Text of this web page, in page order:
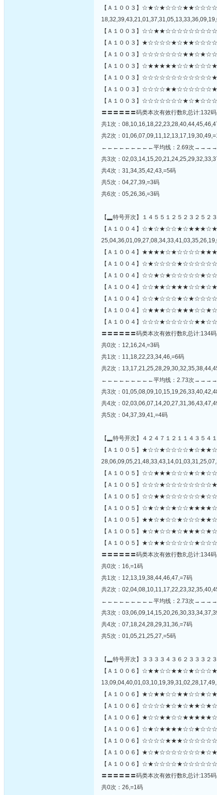
【Ａ１００３】
【Ａ１００３】
【Ａ１００３】
【Ａ１００３】
【Ａ１００３】
【Ａ１００３】
【Ａ１００３】
【Ａ１００３】
〓〓〓〓〓〓码类本次有效行数8;总计:132
共1次：
共2次：
←←←←←←←←←平均线：2.69次
共3次：
共4次：31,34,35,42,43,=5码
共5次：04,27,39,=3码
共6次：05,26,36,=3码
【▂特号开次】１４５５１２５２３２５２
【Ａ１００４】
【Ａ１００４】
【Ａ１００４】
【Ａ１００４】
【Ａ１００４】
【Ａ１００４】
【Ａ１００４】
【Ａ１００４】
〓〓〓〓〓〓码类本次有效行数8;总计:134
共0次：12,16,24,=3码
共1次：11,18,22,23,34,46,=6码
共2次：
←←←←←←←←←平均线：2.73次
共3次：
共4次：
共5次：04,37,39,41,=4码
【▂特号开次】４２４７１２１１４３５４
【Ａ１００５】
【Ａ１００５】
【Ａ１００５】
【Ａ１００５】
【Ａ１００５】
【Ａ１００５】
【Ａ１００５】
【Ａ１００５】
〓〓〓〓〓〓码类本次有效行数8;总计:134
共0次：16,=1码
共1次：12,13,19,38,44,46,47,=7码
共2次：
←←←←←←←←←平均线：2.73次
共3次：
共4次：07,18,24,28,29,31,36,=7码
共5次：01,05,21,25,27,=5码
【▂特号开次】３３３３４３６２３３３２
【Ａ１００６】
【Ａ１００６】
【Ａ１００６】
【Ａ１００６】
【Ａ１００６】
【Ａ１００６】
【Ａ１００６】
【Ａ１００６】
〓〓〓〓〓〓码类本次有效行数8;总计:135
共0次：26,=1码